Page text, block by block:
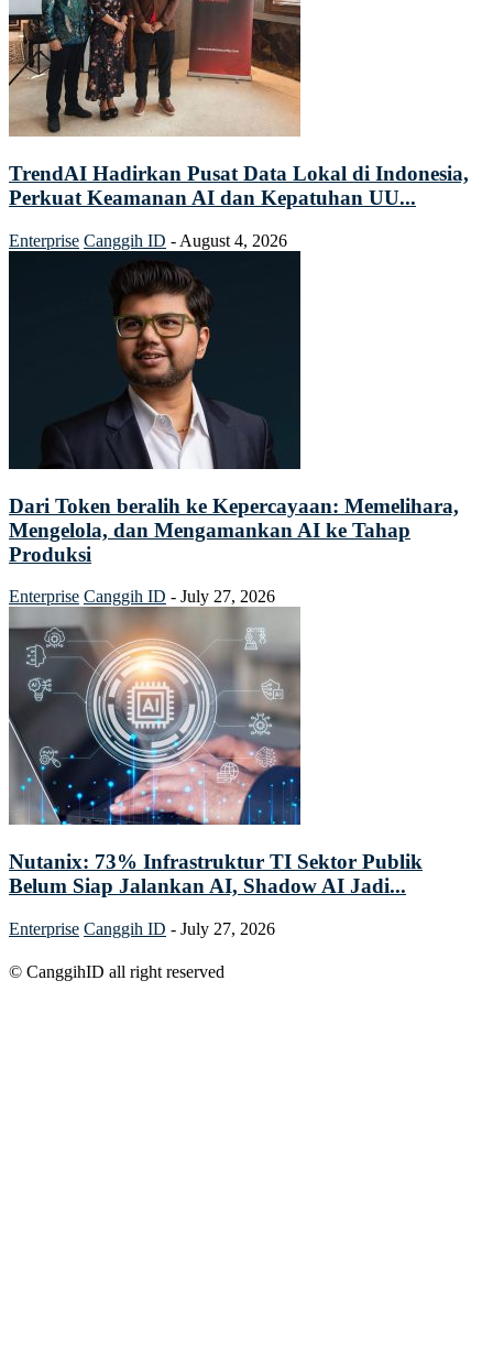
TrendAI Hadirkan Pusat Data Lokal di Indonesia,
Perkuat Keamanan AI dan Kepatuhan UU...
Enterprise Canggih ID - August 4, 2026
Dari Token beralih ke Kepercayaan: Memelihara,
Mengelola, dan Mengamankan AI ke Tahap
Produksi
Enterprise Canggih ID - July 27, 2026
Nutanix: 73% Infrastruktur TI Sektor Publik
Belum Siap Jalankan AI, Shadow AI Jadi...
Enterprise Canggih ID - July 27, 2026
© CanggihID all right reserved